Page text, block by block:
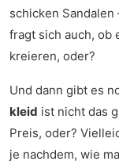
schicken
fragt sich auch, ob
kreieren, oder?
Und dann gibt es
kleid ist nicht das
Preis, oder?
je nachdem, wie